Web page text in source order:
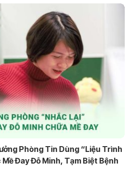
Phòng Tin Dùng “Liệu Trình
Đay Đỗ Minh, Tạm Biệt Bệnh